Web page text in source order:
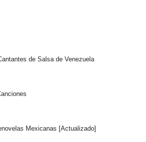
de Salsa de Venezuela
Mexicanas [Actualizado]